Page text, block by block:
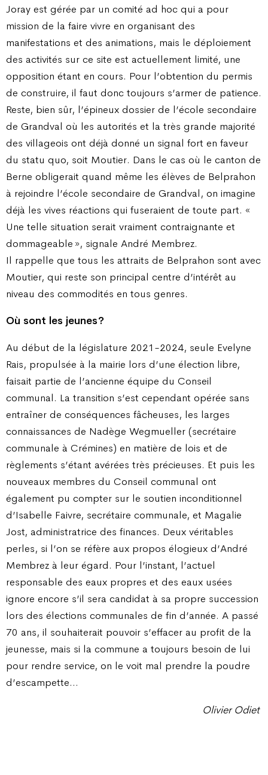
Joray est gérée par un comité ad hoc qui a pour
mission de la faire vivre en organisant des
manifestations et des animations, mais le déploiement
des activités sur ce site est actuellement limité, une
opposition étant en cours. Pour l’obtention du permis
de construire, il faut donc toujours s’armer de patience.
Reste, bien sûr, l’épineux dossier de l’école secondaire
de Grandval où les autorités et la très grande majorité
des villageois ont déjà donné un signal fort en faveur
du statu quo, soit Moutier. Dans le cas où le canton de
Berne obligerait quand même les élèves de Belprahon
à rejoindre l’école secondaire de Grandval, on imagine
déjà les vives réactions qui fuseraient de toute part. «
Une telle situation serait vraiment contraignante et
dommageable », signale André Membrez.
Il rappelle que tous les attraits de Belprahon sont avec
Moutier, qui reste son principal centre d’intérêt au
niveau des commodités en tous genres.
Où sont les jeunes ?
Au début de la législature 2021-2024, seule Evelyne
Rais, propulsée à la mairie lors d’une élection libre,
faisait partie de l’ancienne équipe du Conseil
communal. La transition s’est cependant opérée sans
entraîner de conséquences fâcheuses, les larges
connaissances de Nadège Wegmueller (secrétaire
communale à Crémines) en matière de lois et de
règlements s’étant avérées très précieuses. Et puis les
nouveaux membres du Conseil communal ont
également pu compter sur le soutien inconditionnel
d’Isabelle Faivre, secrétaire communale, et Magalie
Jost, administratrice des finances. Deux véritables
perles, si l’on se réfère aux propos élogieux d’André
Membrez à leur égard. Pour l’instant, l’actuel
responsable des eaux propres et des eaux usées
ignore encore s’il sera candidat à sa propre succession
lors des élections communales de fin d’année. A passé
70 ans, il souhaiterait pouvoir s’effacer au profit de la
jeunesse, mais si la commune a toujours besoin de lui
pour rendre service, on le voit mal prendre la poudre
d’escampette…
Olivier Odiet